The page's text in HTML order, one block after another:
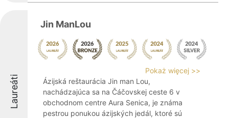
Laureáti
Jin ManLou
Pokaż więcej >>
Ázijská reštaurácia Jin man Lou,
nachádzajúca sa na Čáčovskej ceste 6 v
obchodnom centre Aura Senica, je známa
pestrou ponukou ázijských jedál, ktoré sú